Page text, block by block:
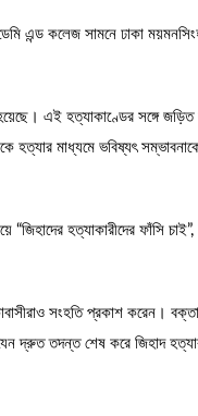
এন্ড কলেজ সামনে ঢাকা
এই হত্যাকাণ্ডের সঙ্গে
হত্যার মাধ্যমে ভবিষ্যৎ
“জিহাদের হত্যাকারীদের ফাঁসি
সংহতি প্রকাশ করেন।
যেন দ্রুত তদন্ত শেষ করে জিহাদ